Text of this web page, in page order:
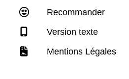
Recommander
Version texte
Mentions Légales